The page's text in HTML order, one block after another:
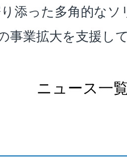
添った多角的な
事業拡大を支援し
ニュース一